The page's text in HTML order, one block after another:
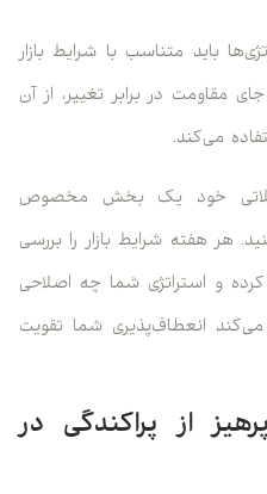
باید متناسب با شرایط بازار
مقاومت در برابر تغییر، از آن
می‌کند.
خود یک بخش مخصوص
هر هفته شرایط بازار را بررسی
و استراتژی شما چه اصلاحی
انعطاف‌پذیری شما تقویت
از پراکندگی در